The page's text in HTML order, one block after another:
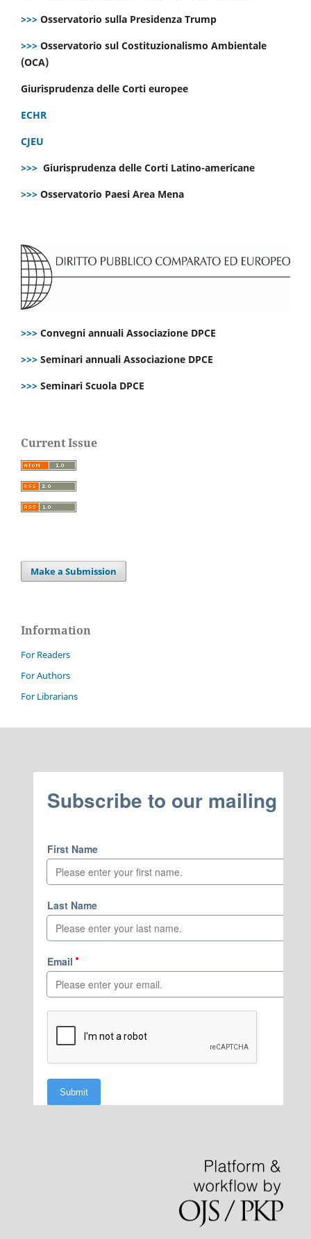
>>> Osservatorio sulla Presidenza Trump
>>> Osservatorio sul Costituzionalismo Ambientale
(OCA)
Giurisprudenza delle Corti europee
ECHR
CJEU
>>> Giurisprudenza delle Corti Latino-americane
>>> Osservatorio Paesi Area Mena
>>> Convegni annuali Associazione DPCE
>>> Seminari annuali Associazione DPCE
>>> Seminari Scuola DPCE
Current Issue
Make a Submission
Information
For Readers
For Authors
For Librarians